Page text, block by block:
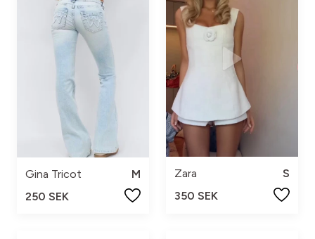
Gina Tricot
M
250 SEK
Zara
S
350 SEK